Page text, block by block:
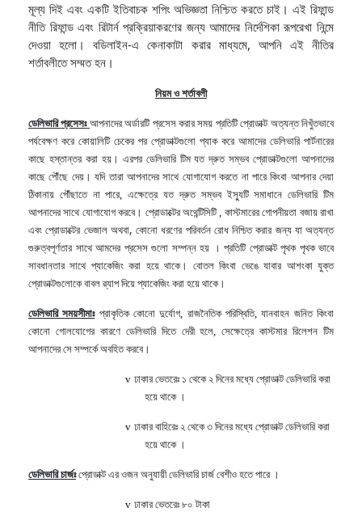
মূল্য দিই এবং একটি ইতিবাচক শপিং অভিজ্ঞতা নিশ্চিত করতে চাই। এই রিফান্ড
নীতি রিফান্ড এবং রিটার্ন প্রক্রিয়াকরণের জন্য আমাদের নির্দেশিকা রূপরেখা নিন্মে
দেওয়া হলো। বডিলাইন-এ কেনাকাটা করার মাধ্যমে, আপনি এই নীতির
শর্তাবলীতে সম্মত হন।
নিয়ম ও শর্তাবলী
ডেলিভারিপ্রসেসঃআপনাদেরঅর্ডারটি প্রসেসকরারসময় প্রতিটিপ্রোডাক্ট অত্যন্তনিখুঁতভাবে
পর্যবেক্ষণ করে কোয়ালিটি চেকের পর প্রোডাক্টগুলো প্যাক করে আমাদের ডেলিভারি পার্টনারের
কাছে হস্তান্তর করা হয়। এরপর ডেলিভারি টিম যত দ্রুত সম্ভব প্রোডাক্টগুলো আপনাদের
কাছে পৌঁছে দেয়। যদি তারা আপনাদের সাথে যোগাযোগ করতে না পারে কিংবা আপনার দেয়া
ঠিকানায় পৌঁছাতে না পারে,এক্ষেত্রে যত দ্রুত সম্ভব ইস্যুটি সমাধানে ডেলিভারি টিম
আপনাদেরসাথেযোগাযোগকরবে। প্রোডাক্টেরঅথেন্টিসিটি , কাস্টমারেরগোপনীয়তা বজায়রাখা
এবং প্রোডাক্টের ভেজাল অথবা, কোনো ধরণের পরিবর্তন রোধ নিশ্চিত করার জন্য যা অত্যন্ত
গুরুত্বপূর্ণতার সাথে আমদের প্রসেস গুলো সম্পন্ন হয় । প্রতিটি প্রোডাক্ট পৃথক পৃথক ভাবে
সাবধানতার সাথে প্যাকেজিং করা হয়ে থাকে। বোতল কিংবা ভেঙে যাবার আশংকা যুক্ত
প্রোডাক্টগুলোকেবাবলৱ্যাপদিয়েপ্যাকেজিংকরাহয়েথাকে।
ডেলিভারি সময়সীমাঃ প্রাকৃতিক কোনো দুর্যোগ, রাজনৈতিক পরিস্থিতি,যানবাহন জনিত কিংবা
কোনো গোলযোগের কারণে ডেলিভারি দিতে দেরী হলে,সেক্ষেত্রে কাস্টমার রিলেশন টিম
আপনাদেরসেসম্পর্কেঅবহিতকরবে।
v ঢাকার ভেতরেঃ ১ থেকে ২ দিনের মধ্যেপ্রোডাক্টডেলিভারি করা
হয়ে থাকে ।
v ঢাকারবাহিরেঃ ২ থেকে ৩ দিনের মধ্যেপ্রোডাক্টডেলিভারি করা
হয়ে থাকে ।
ডেলিভারিচার্জঃপ্রোডাক্ট এর ওজন অনুযায়ী ডেলিভারিচার্জবেশীও হতে পারে ।
v ঢাকারভেতরেঃ৮০ টাকা